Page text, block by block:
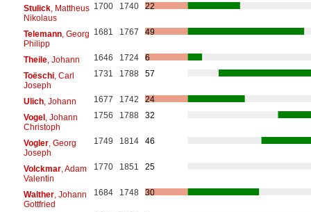
Stulick, Mattheus
Nikolaus
1700 1740 22
Telemann, Georg
Philipp
1681 1767 49
Theile, Johann 1646 1724
6
Toëschi, Carl
Joseph
1731 1788 57
Ulich, Johann 1677 1742
24
Vogel, Johann
Christoph
1756 1788 32
Vogler, Georg
Joseph
1749 1814 46
Volckmar, Adam
Valentin
1770 1851 25
Walther, Johann
Gottfried
1684 1748 30